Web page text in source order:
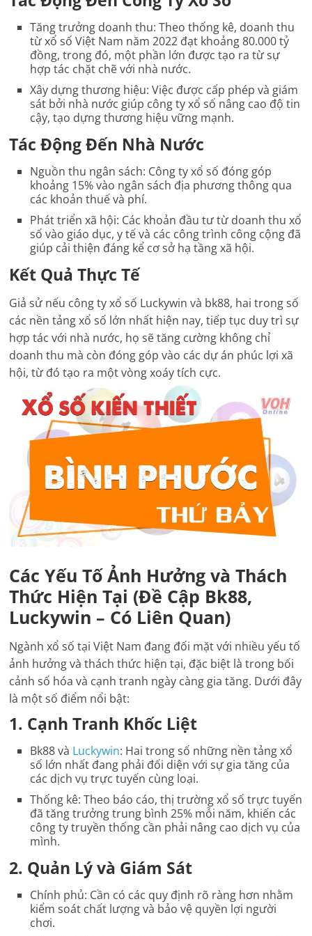
Tăng trưởng doanh thu: Theo thống kê, doanh thu
từ xổ số Việt Nam năm 2022 đạt khoảng 80.000 tỷ
đồng, trong đó, một phần lớn được tạo ra từ sự
hợp tác chặt chẽ với nhà nước.
Xây dựng thương hiệu: Việc được cấp phép và giám
sát bởi nhà nước giúp công ty xổ số nâng cao độ tin
cậy, tạo dựng thương hiệu vững mạnh.
Tác Động Đến Nhà Nước
Nguồn thu ngân sách: Công ty xổ số đóng góp
khoảng 15% vào ngân sách địa phương thông qua
các khoản thuế và phí.
Phát triển xã hội: Các khoản đầu tư từ doanh thu xổ
số vào giáo dục, y tế và các công trình công cộng đã
giúp cải thiện đáng kể cơ sở hạ tầng xã hội.
Kết Quả Thực Tế
Giả sử nếu công ty xổ số Luckywin và bk88, hai trong số
các nền tảng xổ số lớn nhất hiện nay, tiếp tục duy trì sự
hợp tác với nhà nước, họ sẽ tăng cường không chỉ
doanh thu mà còn đóng góp vào các dự án phúc lợi xã
hội, từ đó tạo ra một vòng xoáy tích cực.
Các Yếu Tố Ảnh Hưởng và Thách
Thức Hiện Tại (Đề Cập Bk88,
Luckywin – Có Liên Quan)
Ngành xổ số tại Việt Nam đang đối mặt với nhiều yếu tố
ảnh hưởng và thách thức hiện tại, đặc biệt là trong bối
cảnh số hóa và cạnh tranh ngày càng gia tăng. Dưới đây
là một số điểm nổi bật:
1. Cạnh Tranh Khốc Liệt
Bk88 và Luckywin: Hai trong số những nền tảng xổ
số lớn nhất đang phải đối diện với sự gia tăng của
các dịch vụ trực tuyến cùng loại.
Thống kê: Theo báo cáo, thị trường xổ số trực tuyến
đã tăng trưởng trung bình 25% mỗi năm, khiến các
công ty truyền thống cần phải nâng cao dịch vụ của
mình.
2. Quản Lý và Giám Sát
Chính phủ: Cần có các quy định rõ ràng hơn nhằm
kiểm soát chất lượng và bảo vệ quyền lợi người
chơi.